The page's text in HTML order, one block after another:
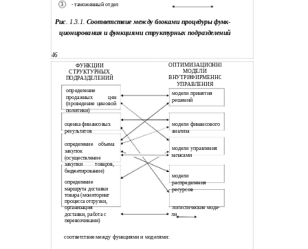
3 - таможенный отдел
Рис. 1.3.1. Соответствие между блоками процедуры функ-
ционирования и функциями структурных подразделений
46
ФУНКЦИИ
СТРУКТУРНЫХ
ПОДРАЗДЕЛЕНИЙ
определение
продажных цен
(проведение ценовой
политики)
ОПТИМИЗАЦИОННЫЕ
МОДЕЛИ
ВНУТРИФИРМЕННОГО
УПРАВЛЕНИЯ
модели принятия
решений
оценка финансовых
результатов
модели финансового
анализа
определение объема
закупок
(осуществление
закупки товаров,
бюджетирование)
определение
маршрута доставки
товара (мониторинг
процесса отгрузки,
организация
доставки, работа с
перевозчиками)
модели управления
запасами
модели
распределения
ресурсов
логистические моде-
ли
соответствие между функциями и моделями: